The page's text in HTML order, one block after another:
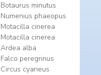
Botaurus minutus
Numenius phaeopus
Motacilla cinerea
Motacilla cinerea
Ardea alba
Falco peregrinus
Circus cyaneus